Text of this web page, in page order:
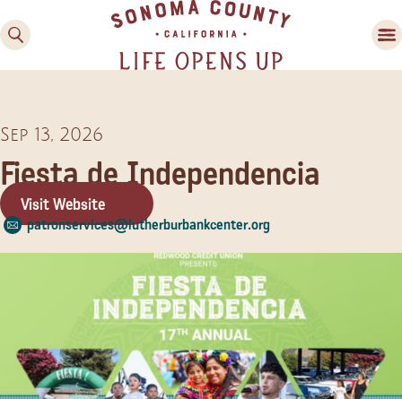
Guide to Family-
Friendly Fun in Sonoma
County
Experiences
Sep 13, 2026
Fiesta de Independencia
Visit Website
patronservices@lutherburbankcenter.org